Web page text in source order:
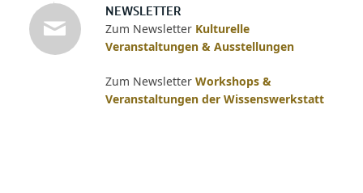
NEWSLETTER
Zum Newsletter Kulturelle
Veranstaltungen & Ausstellungen
Zum Newsletter Workshops &
Veranstaltungen der Wissenswerkstatt